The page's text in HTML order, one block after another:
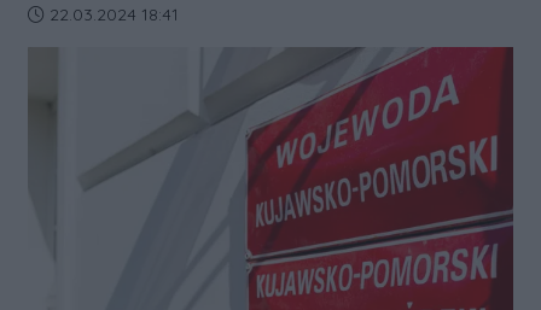
Data dodania artykułu:
22.03.2024 18:41